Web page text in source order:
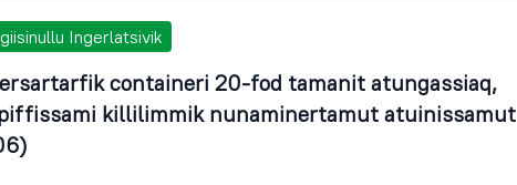
Ingerlatsivik
containeri 20-fod tamanit atungassiaq,
killilimmik nunaminertamut atuinissamut